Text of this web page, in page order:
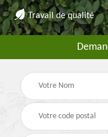
Travail de qualité